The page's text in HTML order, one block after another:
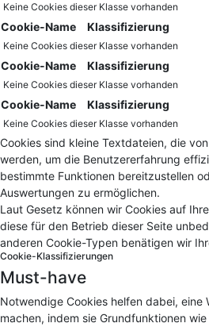
Keine Cookies dieser Klasse vorhanden
Cookie-Name Klassifizierung
Keine Cookies dieser Klasse vorhanden
Cookie-Name Klassifizierung
Keine Cookies dieser Klasse vorhanden
Cookie-Name Klassifizierung
Keine Cookies dieser Klasse vorhanden
Cookies sind kleine Textdateien, die
werden, um die Benutzererfahrung
bestimmte Funktionen bereitzustellen
Auswertungen zu ermöglichen.
Laut Gesetz können wir Cookies auf
diese für den Betrieb dieser Seite
anderen Cookie-Typen benätigen wir
Cookie-Klassifizierungen
Must-have
Notwendige Cookies helfen dabei, eine
machen, indem sie Grundfunktionen